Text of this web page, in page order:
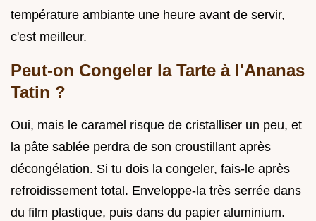
température ambiante une heure avant de servir,
c'est meilleur.
Peut-on Congeler la Tarte à l'Ananas
Tatin ?
Oui, mais le caramel risque de cristalliser un peu, et
la pâte sablée perdra de son croustillant après
décongélation. Si tu dois la congeler, fais-le après
refroidissement total. Enveloppe-la très serrée dans
du film plastique, puis dans du papier aluminium.